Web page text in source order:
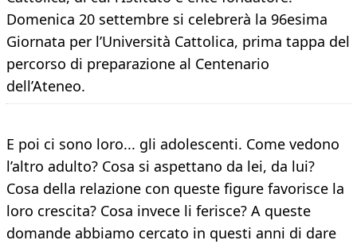
Domenica 20 settembre si celebrerà la 96esima
Giornata per l’Università Cattolica, prima tappa del
percorso di preparazione al Centenario
dell’Ateneo.
E poi ci sono loro... gli adolescenti. Come vedono
l’altro adulto? Cosa si aspettano da lei, da lui?
Cosa della relazione con queste figure favorisce la
loro crescita? Cosa invece li ferisce? A queste
domande abbiamo cercato in questi anni di dare